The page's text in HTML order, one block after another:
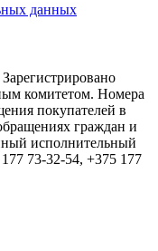
данных
комитетом. Номера
покупателей в
граждан и
исполнительный
73-32-54, +375 177